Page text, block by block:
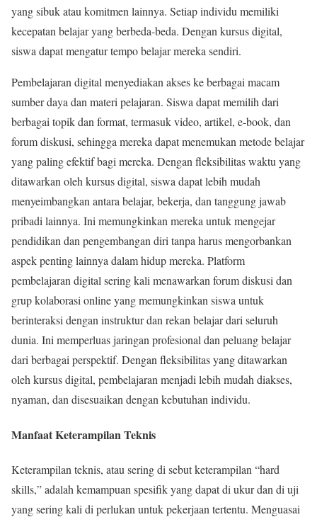
yang sibuk atau komitmen lainnya. Setiap individu memiliki
kecepatan belajar yang berbeda-beda. Dengan kursus digital,
siswa dapat mengatur tempo belajar mereka sendiri.
Pembelajaran digital menyediakan akses ke berbagai macam
sumber daya dan materi pelajaran. Siswa dapat memilih dari
berbagai topik dan format, termasuk video, artikel, e-book, dan
forum diskusi, sehingga mereka dapat menemukan metode belajar
yang paling efektif bagi mereka. Dengan fleksibilitas waktu yang
ditawarkan oleh kursus digital, siswa dapat lebih mudah
menyeimbangkan antara belajar, bekerja, dan tanggung jawab
pribadi lainnya. Ini memungkinkan mereka untuk mengejar
pendidikan dan pengembangan diri tanpa harus mengorbankan
aspek penting lainnya dalam hidup mereka. Platform
pembelajaran digital sering kali menawarkan forum diskusi dan
grup kolaborasi online yang memungkinkan siswa untuk
berinteraksi dengan instruktur dan rekan belajar dari seluruh
dunia. Ini memperluas jaringan profesional dan peluang belajar
dari berbagai perspektif. Dengan fleksibilitas yang ditawarkan
oleh kursus digital, pembelajaran menjadi lebih mudah diakses,
nyaman, dan disesuaikan dengan kebutuhan individu.
Manfaat Keterampilan Teknis
Keterampilan teknis, atau sering di sebut keterampilan “hard
skills,” adalah kemampuan spesifik yang dapat di ukur dan di uji
yang sering kali di perlukan untuk pekerjaan tertentu. Menguasai